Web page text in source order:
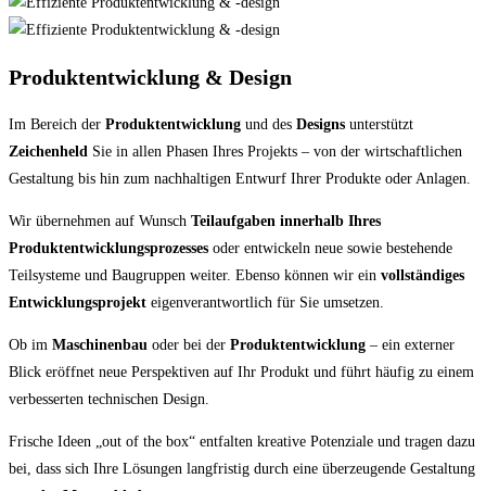
Produktentwicklung & Design
Im Bereich der Produktentwicklung und des Designs unterstützt
Zeichenheld Sie in allen Phasen Ihres Projekts – von der wirtschaftlichen
Gestaltung bis hin zum nachhaltigen Entwurf Ihrer Produkte oder Anlagen.
Wir übernehmen auf Wunsch Teilaufgaben innerhalb Ihres
Produktentwicklungsprozesses oder entwickeln neue sowie bestehende
Teilsysteme und Baugruppen weiter. Ebenso können wir ein vollständiges
Entwicklungsprojekt eigenverantwortlich für Sie umsetzen.
Ob im Maschinenbau oder bei der Produktentwicklung – ein externer
Blick eröffnet neue Perspektiven auf Ihr Produkt und führt häufig zu einem
verbesserten technischen Design.
Frische Ideen „out of the box“ entfalten kreative Potenziale und tragen dazu
bei, dass sich Ihre Lösungen langfristig durch eine überzeugende Gestaltung